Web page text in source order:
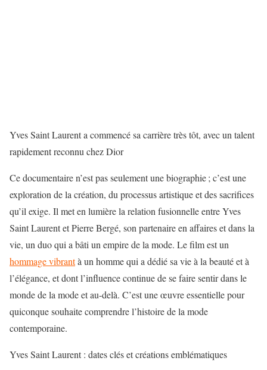
Yves Saint Laurent a commencé sa carrière très tôt, avec un talent
rapidement reconnu chez Dior
Ce documentaire n’est pas seulement une biographie ; c’est une
exploration de la création, du processus artistique et des sacrifices
qu’il exige. Il met en lumière la relation fusionnelle entre Yves
Saint Laurent etPierre Bergé, son partenaire en affaires et dans la
vie, un duo qui a bâti un empire de la mode. Le film est un
hommage vibrantà un homme qui a dédié sa vie à la beauté et à
l’élégance, et dont l’influence continue de se faire sentir dans le
monde de la mode et au-delà. C’est une œuvre essentielle pour
quiconque souhaite comprendre l’histoire de la mode
contemporaine.
Yves Saint Laurent : dates clés et créations emblématiques